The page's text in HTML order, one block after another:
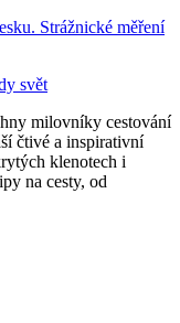
Strážnické měření
svět
milovníky cestování
čtivé a inspirativní
klenotech i
na cesty, od